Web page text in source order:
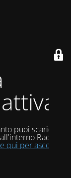
puoi scaricare
Radio
per ascoltarci!